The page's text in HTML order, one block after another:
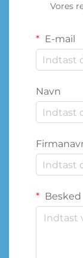
Vores
E-mail
Navn
Besked